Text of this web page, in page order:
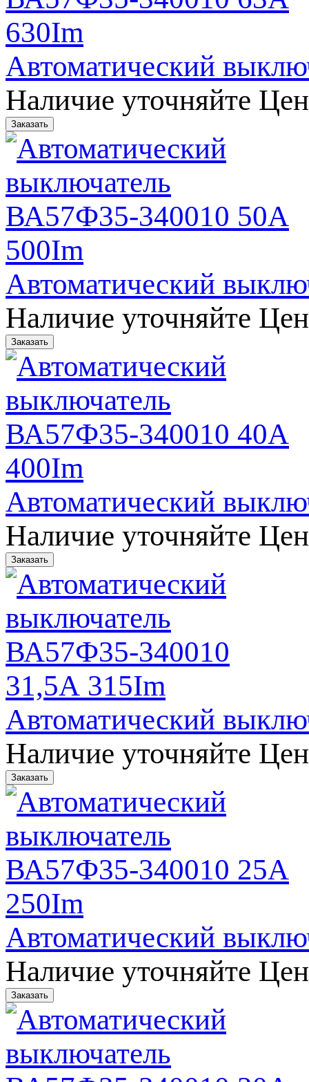
Автоматический
Наличие уточняйте
Автоматический
Наличие уточняйте
Автоматический
Наличие уточняйте
Автоматический
Наличие уточняйте
Автоматический
Наличие уточняйте